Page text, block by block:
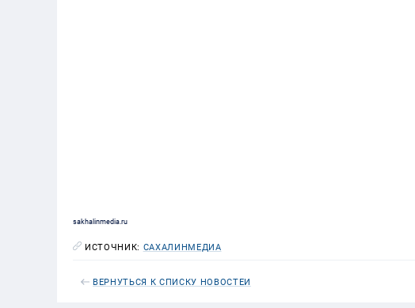
sakhalinmedia.ru
ИСТОЧНИК: САХАЛИНМЕДИА
ВЕРНУТЬСЯ К СПИСКУ НОВОСТЕЙ